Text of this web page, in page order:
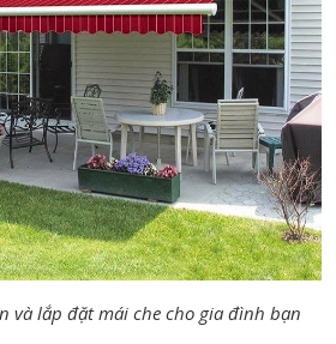
và lắp đặt mái che cho gia đình bạn